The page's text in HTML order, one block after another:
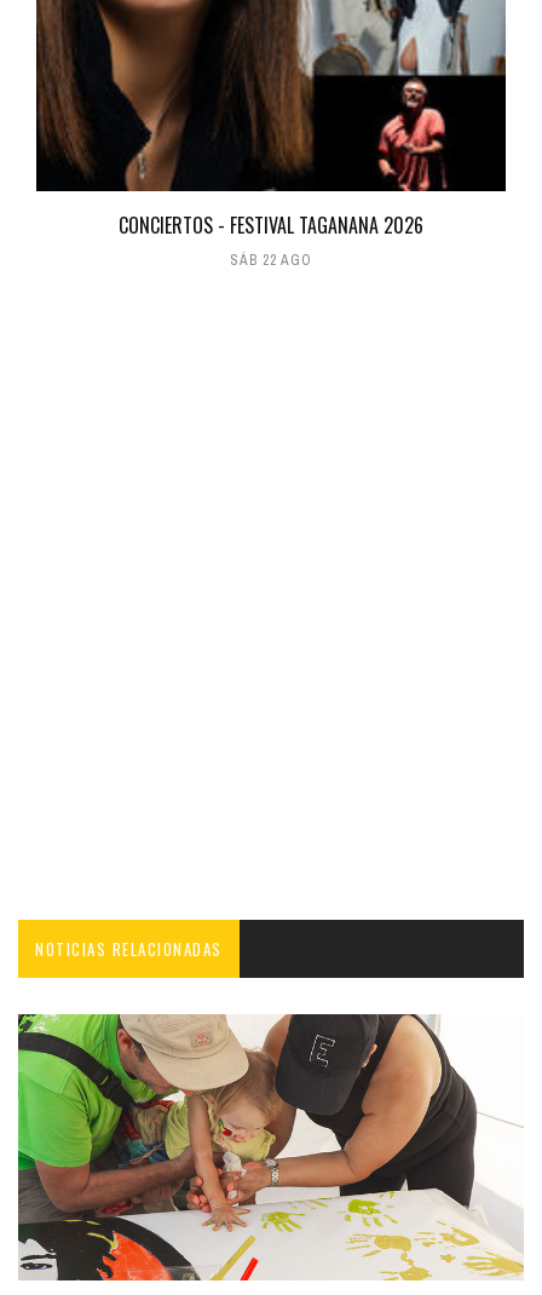
CONCIERTOS - FESTIVAL TAGANANA 2026
SÁB 22 AGO
NOTICIAS RELACIONADAS